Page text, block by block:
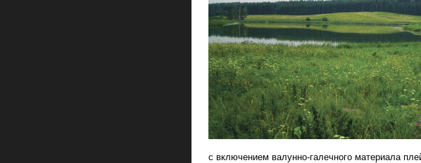
с включением валунно-галечного материала